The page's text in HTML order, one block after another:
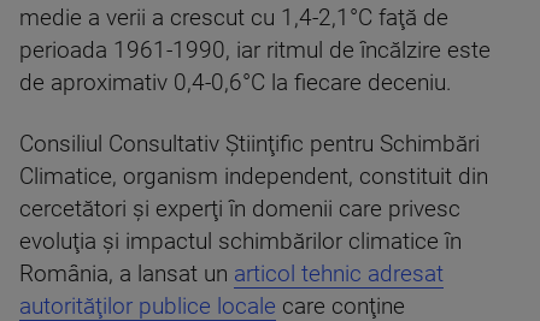
medie a verii a crescut cu 1,4-2,1°C faţă de
perioada 1961-1990, iar ritmul de încălzire este
de aproximativ 0,4-0,6°C la fiecare deceniu.
Consiliul Consultativ Ştiinţific pentru Schimbări
Climatice, organism independent, constituit din
cercetători şi experţi în domenii care privesc
evoluţia şi impactul schimbărilor climatice în
România, a lansat un articol tehnic adresat
autorităţilor publice locale care conţine